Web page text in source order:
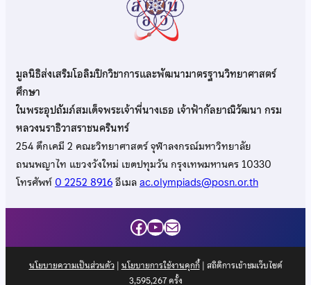
มูลนิธิส่งเสริมโอลิมปิกวิชาการและพัฒนามาตรฐานวิทยาศาสตร์
ศึกษา
ในพระอุปถัมภ์สมเด็จพระเจ้าพี่นางเธอ เจ้าฟ้ากัลยาณิวัฒนา กรม
หลวงนราธิวาสราชนครินทร์
254 ตึกเคมี 2 คณะวิทยาศาสตร์ จุฬาลงกรณ์มหาวิทยาลัย
ถนนพญาไท แขวงวังใหม่ เขตปทุมวัน กรุงเทพมหานคร 10330
โทรศัพท์0 2252 8916อีเมลac.olympiads@posn.or.th
Facebook
YouTube
Mail
นโยบายความเป็นส่วนตัว| นโยบายการใช้งานคุกกี้| สถิติการเข้าชมเว็บไซต์
3,595,267ครั้ง